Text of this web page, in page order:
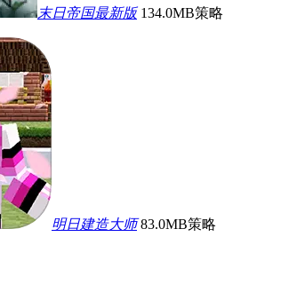
末日帝国最新版 134.0MB策略
明日建造大师 83.0MB策略